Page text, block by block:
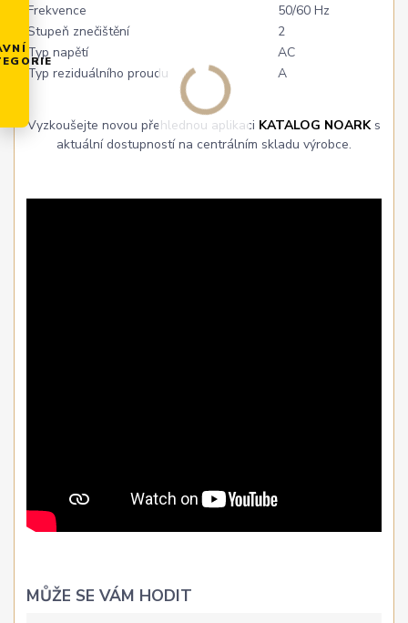
Frekvence
50/60 Hz
Stupeň znečištění
2
Typ napětí
AC
Typ reziduálního proudu
A
Vyzkoušejte novou přehlednou aplikaci KATALOG NOARKs
aktuální dostupností na centrálním skladu výrobce.
MŮŽE SE VÁM HODIT